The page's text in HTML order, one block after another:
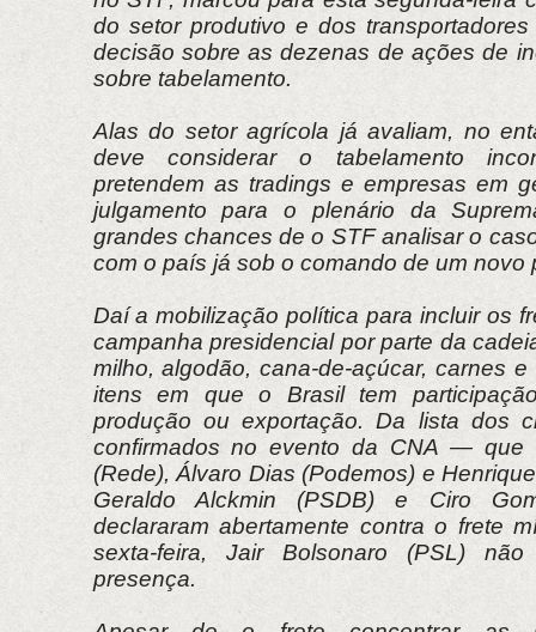
do setor produtivo e dos
decisão sobre as dezenas de ações de
sobre tabelamento.
Alas do setor agrícola já avaliam, no
deve considerar o tabelamento
pretendem as tradings e empresas em
julgamento para o plenário da
grandes chances de o STF analisar o
com o país já sob o comando de um novo
Daí a mobilização política para incluir os
campanha presidencial por parte da
milho, algodão, cana-de-açúcar, carnes
itens em que o Brasil tem
produção ou exportação. Da lista dos
confirmados no evento da CNA — que
(Rede), Álvaro Dias (Podemos) e
Geraldo Alckmin (PSDB) e Ciro
declararam abertamente contra o frete
sexta-feira, Jair Bolsonaro (PSL) não
presença.